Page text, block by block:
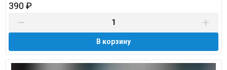
390 ₽
В корзину